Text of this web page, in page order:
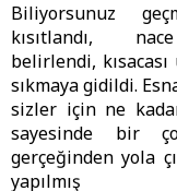
Biliyorsunuz
kısıtlandı,
belirlendi,
sıkmaya gidildi.
sizler için ne
sayesinde bir
gerçeğinden yola
yapılmış